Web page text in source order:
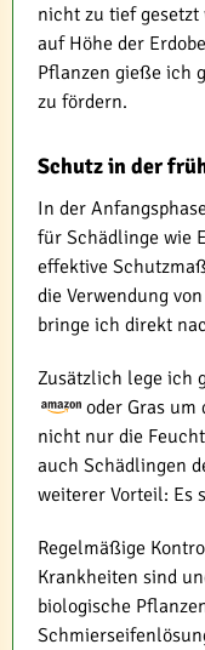
nicht zu tief
auf Höhe der
Pflanzen gieße ich
zu fördern.
Schutz in der
In der
für Schädlinge wie
effektive
die Verwendung von
bringe ich direkt
Zusätzlich lege ich
oder Gras um
nicht nur die
auch Schädlingen
weiterer Vorteil: Es
Regelmäßige
Krankheiten sind
biologische